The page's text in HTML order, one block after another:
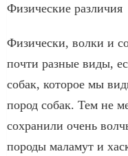
Физические различия
Физически, волки и
почти разные виды,
собак, которое мы
пород собак. Тем не
сохранили очень
породы маламут и